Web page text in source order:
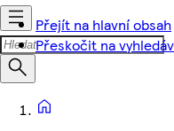
Přejít na hlavní obsah
Přeskočit na